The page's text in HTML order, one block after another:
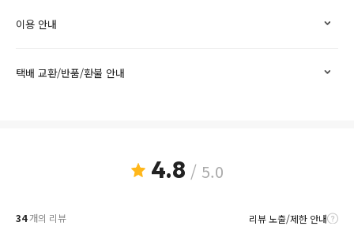
이용 안내
택배 교환/반품/환불 안내
4.8 / 5.0
34개의 리뷰 리뷰 노출/제한 안내